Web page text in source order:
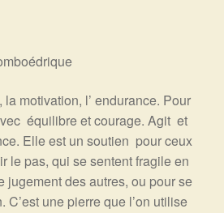
la motivation, l’ endurance. Pour
équilibre et courage. Agit et
Elle est un soutien pour ceux
le pas, qui se sentent fragile en
jugement des autres, ou pour se
une pierre que l’on utilise